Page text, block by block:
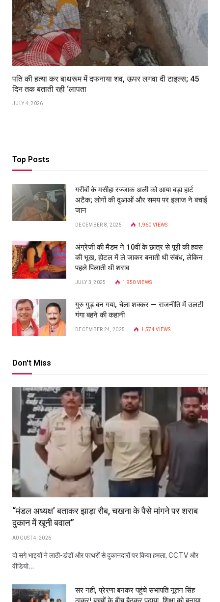
पति की हत्या कर बाथरूम में दफनाया शव, ऊपर लगवा दी टाइल्स; 45
दिन तक बताती रही ‘लापता
JULY 4, 2026
Top Posts
गरीबों के मसीहा रज्‍जाक अली को आया बड़ा हार्ट
अटैक; लोगों की दुआओं और समय पर इलाज ने बचाई
जान
DECEMBER 8, 2025 1,960 VIEWS
अंग्रेजी की मैडम ने 10वीं के छात्र से पूरी की हवस
की भूख, होटल में ले जाकर बनाती थी संबंध, लेकिन
पहले पिलाती थी शराब
JULY 3, 2025 1,950 VIEWS
गुरु गुड़ बन गया, चेला शक्कर — राजनीति में उलटी
गंगा बहने की कहानी
DECEMBER 24, 2025 1,574VIEWS
Don't Miss
“मंडल अध्यक्ष’ बताकर झाड़ा रौब, चखना के पैसे मांगने पर शराब
दुकान में खूनी बवाल”
AUGUST 4, 2026
दो सगे भाइयों ने लाठी-डंडों और पत्थरों से दुकानदारों पर किया हमला, CCTV और
वीडियो…
सर नहीं, प्रेरणा बनकर पहुंचे सभापति नूतन सिंह